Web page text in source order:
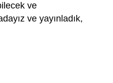
ve
ve yayınladık,